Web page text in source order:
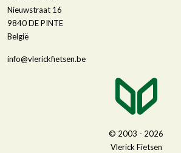
Nieuwstraat 16
9840DE PINTE
België
info@vlerickfietsen.be
© 2003 - 2026
Vlerick Fietsen